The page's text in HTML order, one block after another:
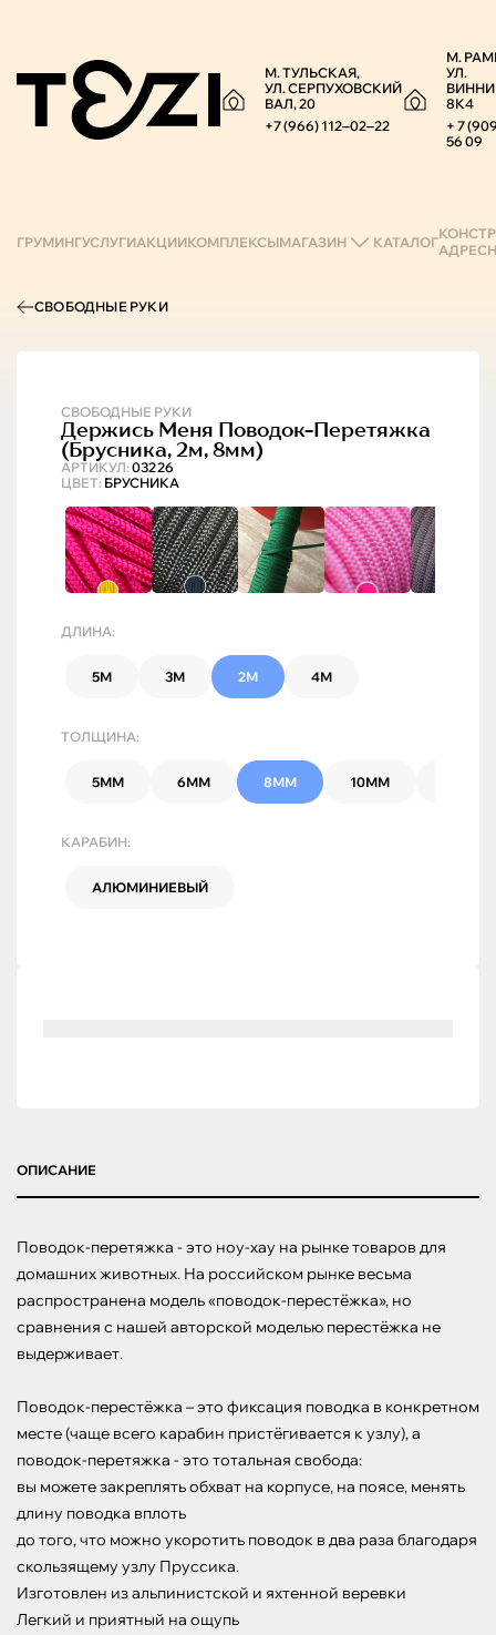
М. ТУЛЬСКАЯ,
УЛ. СЕРПУХОВСКИЙ
ВАЛ, 20
+7 (966) 112‒02‒22
М.
УЛ.
8К4
+ 7
56 09
ГРУМИНГУСЛУГИАКЦИИКОМПЛЕКСЫМАГАЗИН КАТАЛОГ
СВОБОДНЫЕ РУКИ
СВОБОДНЫЕ РУКИ
АРТИКУЛ: 03226
Держись Меня Поводок-Перетяжка
(брусника, 2м, 8мм)
ЦВЕТ: БРУСНИКА
ДЛИНА:
5М 3М 2М 4М
ТОЛЩИНА:
5ММ 6ММ 8ММ 10ММ
КАРАБИН:
АЛЮМИНИЕВЫЙ
ОПИСАНИЕ
Поводок-перетяжка - это ноу-хау на рынке товаров для
домашних животных. На российском рынке весьма
распространена модель «поводок-перестёжка», но
сравнения с нашей авторской моделью перестёжка не
выдерживает.
Поводок-перестёжка – это фиксация поводка в конкретном
месте (чаще всего карабин пристёгивается к узлу), а
поводок-перетяжка - это тотальная свобода:
вы можете закреплять обхват на корпусе, на поясе, менять
длину поводка вплоть
до того, что можно укоротить поводок в два раза благодаря
скользящему узлу Пруссика.
Изготовлен из альпинистской и яхтенной веревки
Легкий и приятный на ощупь